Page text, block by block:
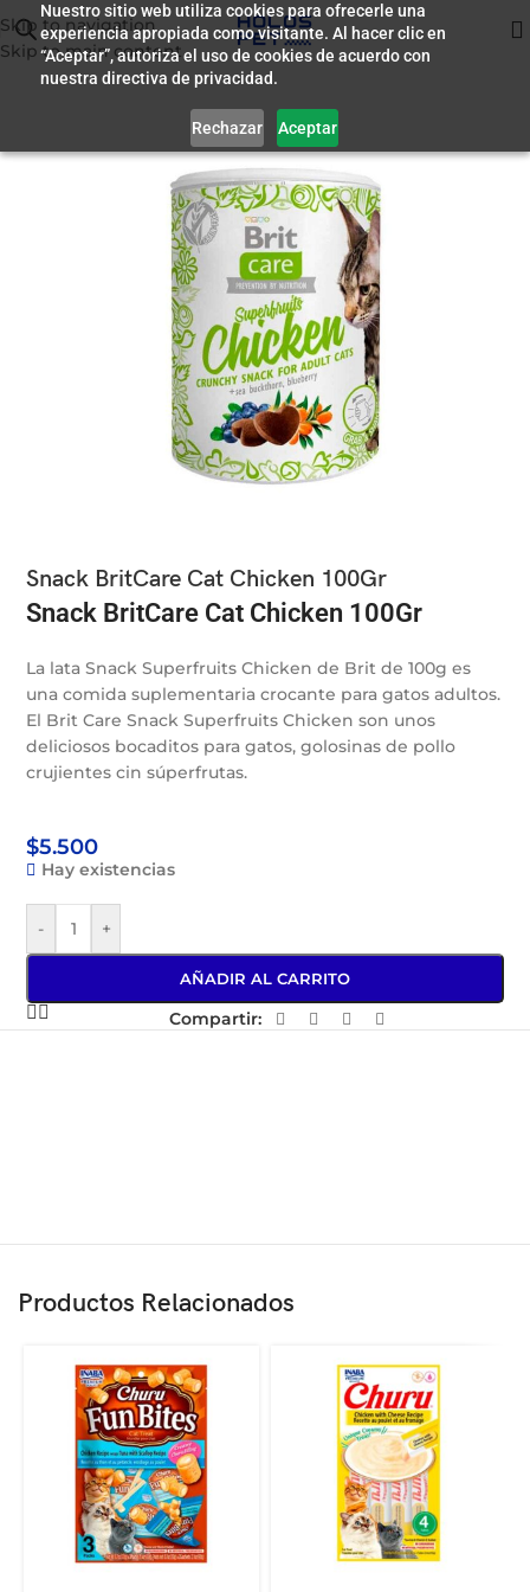
Nuestro sitio web utiliza cookies para ofrecerle una
experiencia apropiada como visitante. Al hacer clic en
“Aceptar”, autoriza el uso de cookies de acuerdo con
nuestra directiva de privacidad.
Rechazar Aceptar
Skip to navigation
Skip to main content
Inicio/Premio para Gatos
Snack BritCare Cat Chicken 100Gr
Snack BritCare Cat Chicken 100Gr
La lata Snack Superfruits Chicken de Brit de 100g es
una comida suplementaria crocante para gatos adultos.
El Brit Care Snack Superfruits Chicken son unos
deliciosos bocaditos para gatos, golosinas de pollo
crujientes cin súperfrutas.
$5.500
Hay existencias
- +
AÑADIR AL CARRITO
Compartir:
Productos Relacionados